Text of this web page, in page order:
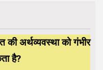
की अर्थव्यवस्था को गंभीर
है?